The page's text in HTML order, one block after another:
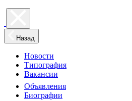
Назад
Новости
Типография
Вакансии
Объявления
Биографии